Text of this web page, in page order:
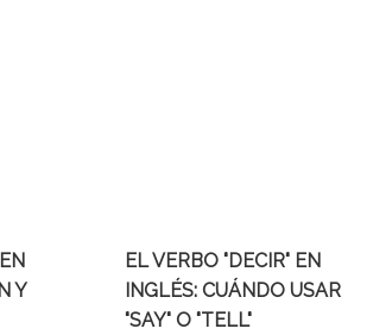
Y
EL VERBO "DECIR" EN
INGLÉS: CUÁNDO USAR
"SAY" O "TELL"